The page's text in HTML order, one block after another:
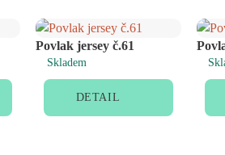
Povlak jersey č.61
Skladem
DETAIL